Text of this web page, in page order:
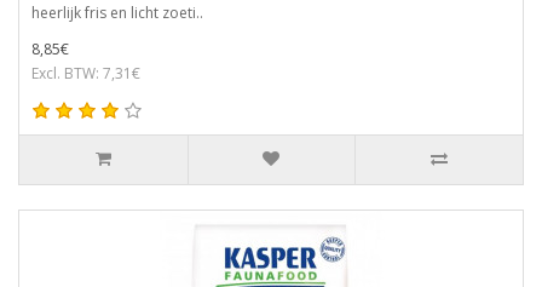
heerlijk fris en licht zoeti..
8,85€
Excl. BTW: 7,31€